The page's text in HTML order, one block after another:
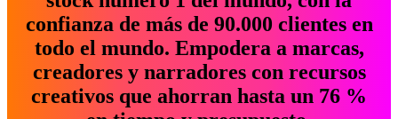
confianza de más de 90.000 clientes en
todo el mundo. Empodera a marcas,
creadores y narradores con recursos
creativos que ahorran hasta un 76 %